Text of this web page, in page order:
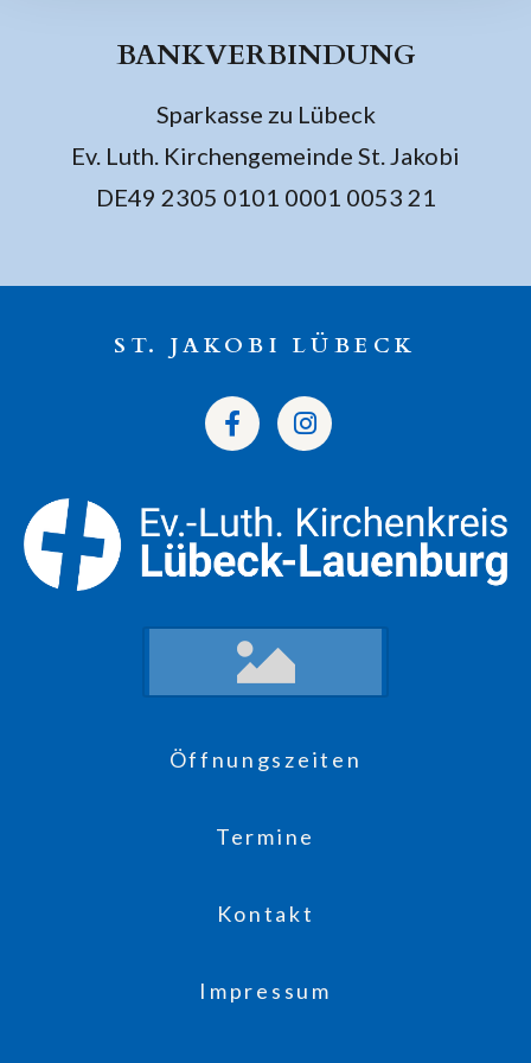
BANKVERBINDUNG
Sparkasse zu Lübeck
Ev. Luth. Kirchengemeinde St. Jakobi
DE49 2305 0101 0001 0053 21
ST. JAKOBI LÜBECK
Öffnungszeiten
Termine
Kontakt
Impressum